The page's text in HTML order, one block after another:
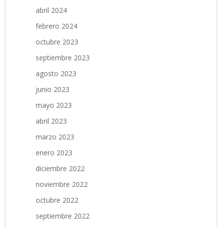
abril 2024
febrero 2024
octubre 2023
septiembre 2023
agosto 2023
junio 2023
mayo 2023
abril 2023
marzo 2023
enero 2023
diciembre 2022
noviembre 2022
octubre 2022
septiembre 2022